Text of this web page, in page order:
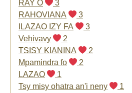
RAY Ô
3
RAHOVIANA
3
ILAZAO IZY FA
3
Vehivavy
2
TSISY KIANINA
2
Mpamindra fo
2
LAZAO
1
Tsy misy ohatra an'i neny
1